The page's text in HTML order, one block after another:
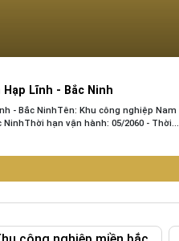
Lĩnh - Bắc Ninh
- Bắc NinhTên: Khu công nghiệp
hạn vận hành: 05/2060 - Thời...